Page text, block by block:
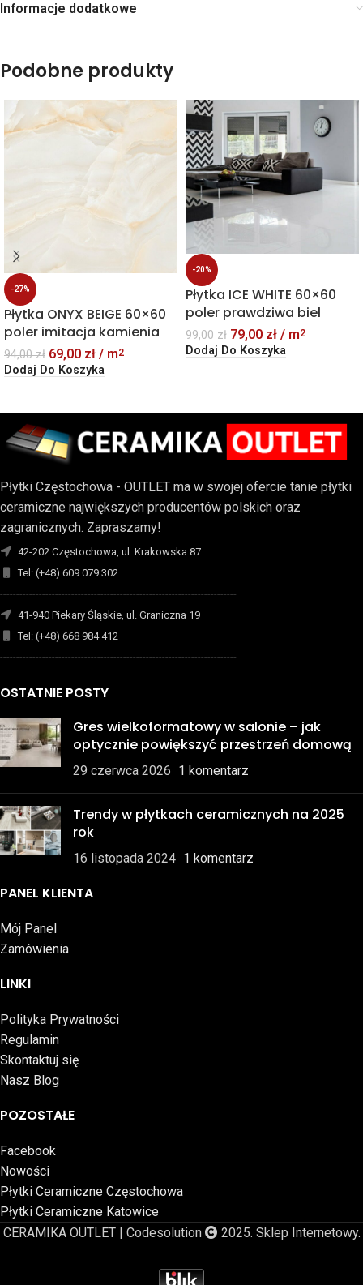
Informacje dodatkowe
Podobne produkty
-27%
Płytka ONYX BEIGE 60×60
poler imitacja kamienia
94,00zł 69,00 zł / m2
Dodaj Do Koszyka
-20%
Płytka ICE WHITE 60×60
poler prawdziwa biel
99,00zł 79,00 zł / m2
Dodaj Do Koszyka
Płytki Częstochowa - OUTLET ma w swojej ofercie tanie płytki
ceramiczne największych producentów polskich oraz
zagranicznych. Zapraszamy!
42-202 Częstochowa, ul. Krakowska 87
Tel: (+48) 609 079 302
-------------------------------------------------------------------------
41-940 Piekary Śląskie, ul. Graniczna 19
Tel: (+48) 668 984 412
-------------------------------------------------------------------------
OSTATNIE POSTY
Gres wielkoformatowy w salonie – jak
optycznie powiększyć przestrzeń domową
29 czerwca 2026 1 komentarz
Trendy w płytkach ceramicznych na 2025
rok
16 listopada 2024 1 komentarz
PANEL KLIENTA
Mój Panel
Zamówienia
LINKI
Polityka Prywatności
Regulamin
Skontaktuj się
Nasz Blog
POZOSTAŁE
Facebook
Nowości
Płytki Ceramiczne Częstochowa
Płytki Ceramiczne Katowice
CERAMIKA OUTLET | Codesolution
2025. Sklep Internetowy.